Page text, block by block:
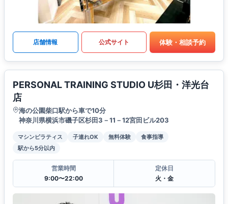
店舗情報 公式サイト 体験・相談予約
PERSONAL TRAINING STUDIO U杉田・洋光台
店
海の公園柴口駅から車で10分
神奈川県横浜市磯子区杉田3－11－12宮田ビル203
マシンピラティス 子連れOK 無料体験
食事指導
駅から5分以内
営業時間
9:00〜22:00
定休日
火・金